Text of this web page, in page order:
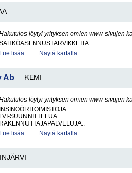
löytyi yrityksen omien www-sivujen
Lue lisää..
Näytä kartalla
Ab KEMI
löytyi yrityksen omien www-sivujen
INSINÖÖRITOIMISTOJA
LVI-SUUNNITTELUA
RAKENNUTTAJAPALVELUJA..
Lue lisää..
Näytä kartalla